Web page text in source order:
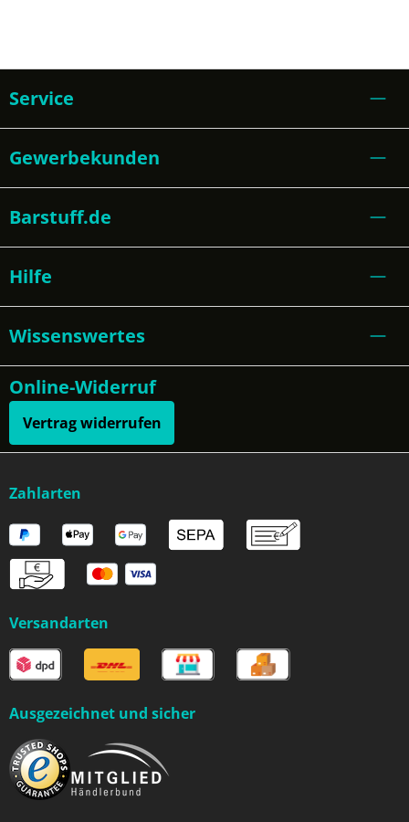
Service
Gewerbekunden
Barstuff.de
Hilfe
Wissenswertes
Online-Widerruf
Vertrag widerrufen
Zahlarten
Versandarten
Ausgezeichnet und sicher